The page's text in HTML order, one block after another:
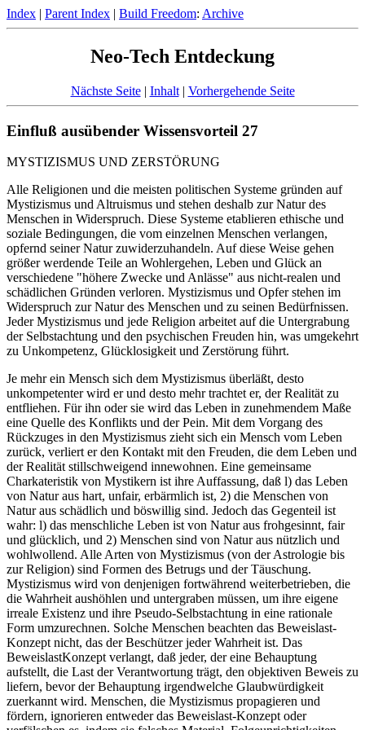
Index | Parent Index | Build Freedom: Archive
Neo-Tech Entdeckung
Nächste Seite| Inhalt| Vorhergehende Seite
Einfluß ausübender Wissensvorteil 27
MYSTIZISMUS UND ZERSTÖRUNG
Alle Religionen und die meisten politischen Systeme gründen auf
Mystizismus und Altruismus und stehen deshalb zur Natur des
Menschen in Widerspruch. Diese Systeme etablieren ethische und
soziale Bedingungen, die vom einzelnen Menschen verlangen,
opfernd seiner Natur zuwiderzuhandeln. Auf diese Weise gehen
größer werdende Teile an Wohlergehen, Leben und Glück an
verschiedene "höhere Zwecke und Anlässe" aus nicht-realen und
schädlichen Gründen verloren. Mystizismus und Opfer stehen im
Widerspruch zur Natur des Menschen und zu seinen Bedürfnissen.
Jeder Mystizismus und jede Religion arbeitet auf die Untergrabung
der Selbstachtung und den psychischen Freuden hin, was umgekehrt
zu Unkompetenz, Glücklosigkeit und Zerstörung führt.
Je mehr ein Mensch sich dem Mystizismus überläßt, desto
unkompetenter wird er und desto mehr trachtet er, der Realität zu
entfliehen. Für ihn oder sie wird das Leben in zunehmendem Maße
eine Quelle des Konflikts und der Pein. Mit dem Vorgang des
Rückzuges in den Mystizismus zieht sich ein Mensch vom Leben
zurück, verliert er den Kontakt mit den Freuden, die dem Leben und
der Realität stillschweigend innewohnen. Eine gemeinsame
Charkateristik von Mystikern ist ihre Auffassung, daß l) das Leben
von Natur aus hart, unfair, erbärmlich ist, 2) die Menschen von
Natur aus schädlich und böswillig sind. Jedoch das Gegenteil ist
wahr: l) das menschliche Leben ist von Natur aus frohgesinnt, fair
und glücklich, und 2) Menschen sind von Natur aus nützlich und
wohlwollend. Alle Arten von Mystizismus (von der Astrologie bis
zur Religion) sind Formen des Betrugs und der Täuschung.
Mystizismus wird von denjenigen fortwährend weiterbetrieben, die
die Wahrheit aushöhlen und untergraben müssen, um ihre eigene
irreale Existenz und ihre Pseudo-Selbstachtung in eine rationale
Form umzurechnen. Solche Menschen beachten das Beweislast-
Konzept nicht, das der Beschützer jeder Wahrheit ist. Das
BeweislastKonzept verlangt, daß jeder, der eine Behauptung
aufstellt, die Last der Verantwortung trägt, den objektiven Beweis zu
liefern, bevor der Behauptung irgendwelche Glaubwürdigkeit
zuerkannt wird. Menschen, die Mystizismus propagieren und
fördern, ignorieren entweder das Beweislast-Konzept oder